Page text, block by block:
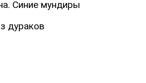
Синие мундиры
дураков